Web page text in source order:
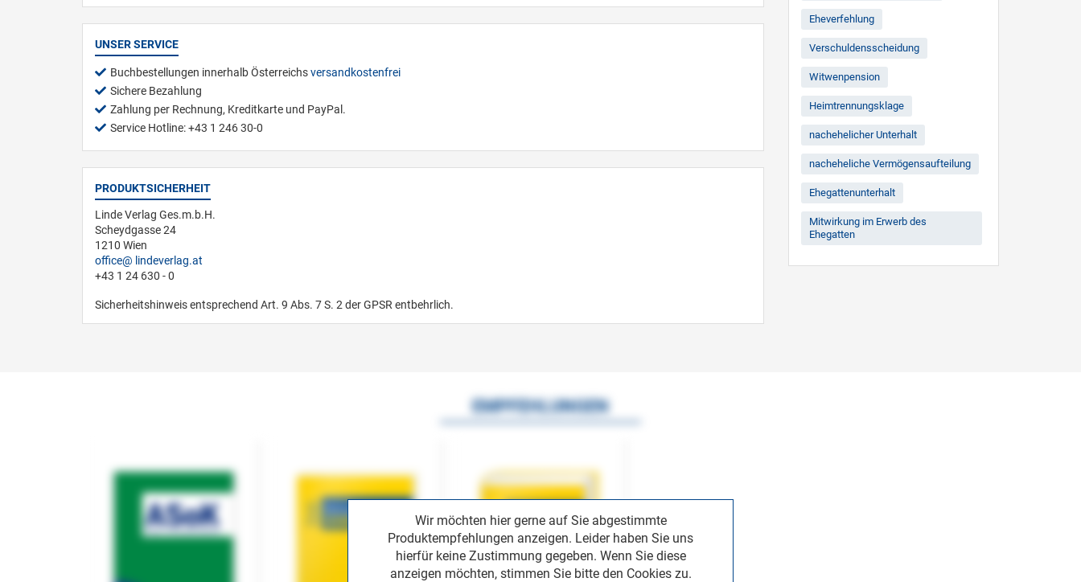
UNSER SERVICE
Buchbestellungen innerhalb Österreichsversandkostenfrei
Sichere Bezahlung
Zahlung per Rechnung, Kreditkarte und PayPal.
Service Hotline: +43 1 246 30-0
PRODUKTSICHERHEIT
Linde Verlag Ges.m.b.H.
Scheydgasse 24
1210 Wien
office
lindeverlag.at
+43 1 24 630 - 0
Sicherheitshinweis entsprechend Art. 9 Abs. 7 S. 2 der GPSR entbehrlich.
Eheverfehlung
Verschuldensscheidung
Witwenpension
Heimtrennungsklage
nachehelicher Unterhalt
nacheheliche Vermögensaufteilung
Ehegattenunterhalt
Mitwirkung im Erwerb des
Ehegatten
Wir möchten hier gerne auf Sie abgestimmte
Produktempfehlungen anzeigen. Leider haben Sie uns
hierfür keine Zustimmung gegeben. Wenn Sie diese
anzeigen möchten, stimmen Sie bitte den Cookies zu.
EMPFEHLUNGEN